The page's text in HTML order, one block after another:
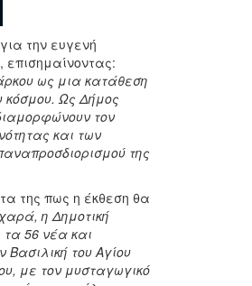
την ευγενή
ως μια κατάθεση
κόσμου. Ως Δήμος
τον
και των
της
της πως η έκθεση θα
η Δημοτική
56 νέα και
του Αγίου
με τον μυσταγωγικό